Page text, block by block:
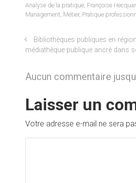
Analyse de la pratique Françoise
Management Métier, Pratique
Bibliothèques publiques en
médiathèque publique ancré dans
Aucun commentaire
Laisser un
Votre adresse e-mail ne sera